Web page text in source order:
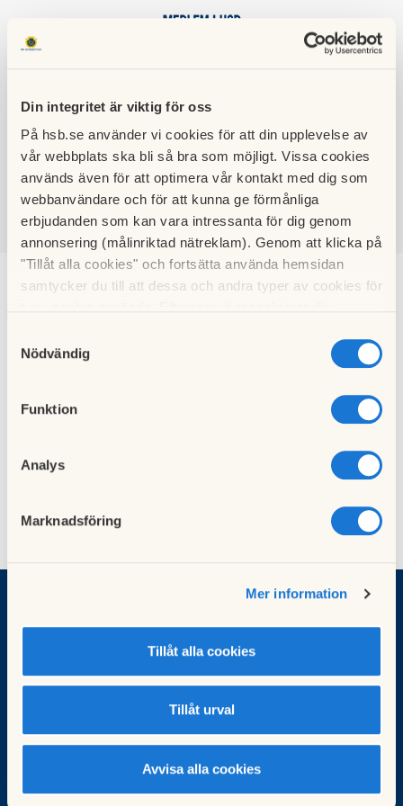
Din integritet är viktig för oss
På hsb.se använder vi cookies för att din upplevelse av
vår webbplats ska bli så bra som möjligt. Vissa cookies
används även för att optimera vår kontakt med dig som
webbanvändare och för att kunna ge förmånliga
erbjudanden som kan vara intressanta för dig genom
annonsering (målinriktad nätreklam). Genom att klicka på
"Tillåt alla cookies" och fortsätta använda hemsidan
samtycker du till att dessa och andra typer av cookies för
cookies och välja att endast tillåta ett urval.
Nödvändig
Funktion
Analys
Marknadsföring
Mer information
Tillåt alla cookies
Tillåt urval
Avvisa alla cookies
HSB BRF
BANDHAGEN
SÖK LOGGA IN
Motioner - mall
Här hittar du HSBs mall för motioner till föreningsstämman.
BRF Bandhagen
Klicka här
Läs mer om cookies här
Redigera hemsida